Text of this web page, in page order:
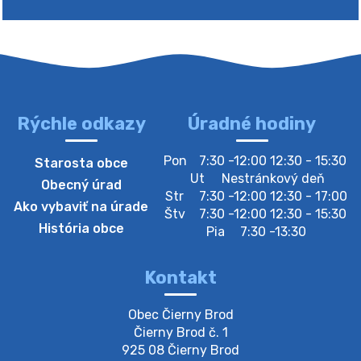
4. augusta 2026 10:05
Zberný dvor-Gyűjtőudvar
Oznamujeme obyvateľom, že v stredu 05. augusta
bude zberný dvor zatvorený. Értesítjük a lakosokat,
hogy szerdán augusztus 05-én a gyűjtőudvar zárva
lesz https://ciernybrod.sk?p=214…
Zber separovaného odpadu plastu-
Szeparált műanya…
Oznamujeme obyvateľom, že v stredu 05. augusta
Rýchle odkazy
Starosta obce
Obecný úrad
Ako vybaviť na úrade
História obce
Úradné hodiny
Pon
7:30 -12:00 12:30 - 15:30
Ut
Nestránkový deň
Str
7:30 -12:00 12:30 - 17:00
Štv
7:30 -12:00 12:30 - 15:30
Pia
7:30 -13:30
Kontakt
Obec Čierny Brod
Čierny Brod č. 1
925 08 Čierny Brod